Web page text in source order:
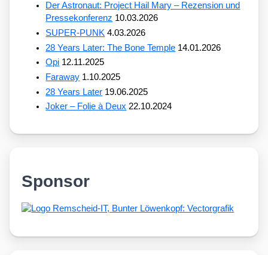
Der Astronaut: Project Hail Mary – Rezension und
Pressekonferenz 10.03.2026
SUPER-PUNK 4.03.2026
28 Years Later: The Bone Temple 14.01.2026
Opi 12.11.2025
Faraway 1.10.2025
28 Years Later 19.06.2025
Joker – Folie à Deux 22.10.2024
Sponsor